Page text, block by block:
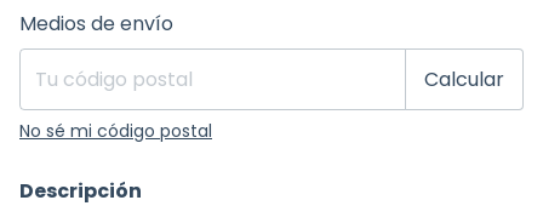
Entregas para el CP:
Medios de envío
Calcular
No sé mi código postal
Descripción